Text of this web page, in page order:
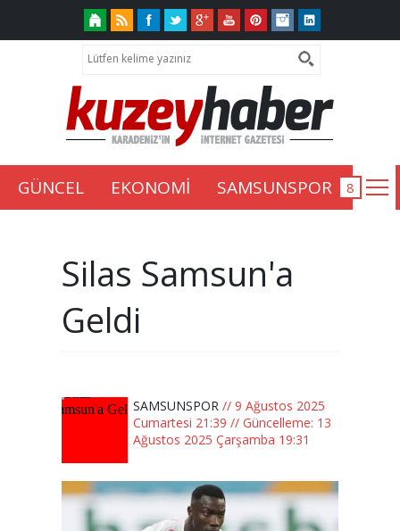
GÜNCEL EKONOMİ SAMSUNSPOR
Silas Samsun'a
Geldi
SAMSUNSPOR // 9 Ağustos 2025
Cumartesi 21:39 // Güncelleme: 13
Ağustos 2025 Çarşamba 19:31